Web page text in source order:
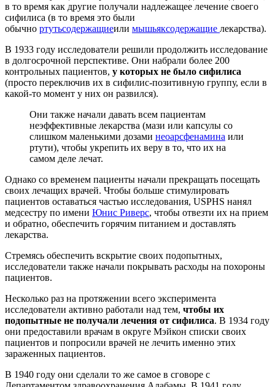
в то время как другие получали надлежащее лечение своего
сифилиса (в то время это были
обычно ртутьсодержащиеили мышьяксодержащие лекарства).
В 1933 году исследователи решили продолжить исследование
в долгосрочной перспективе. Они набрали более 200
контрольных пациентов, у которых не было сифилиса
(просто переключив их в сифилис-позитивную группу, если в
какой-то момент у них он развился).
Они также начали давать всем пациентам
неэффективные лекарства (мази или капсулы со
слишком маленькими дозами неоарсфенамина или
ртути), чтобы укрепить их веру в то, что их на
самом деле лечат.
Однако со временем пациенты начали прекращать посещать
своих лечащих врачей. Чтобы больше стимулировать
пациентов оставаться частью исследования, USPHS нанял
медсестру по имени Юнис Риверс, чтобы отвезти их на прием
и обратно, обеспечить горячим питанием и доставлять
лекарства.
Стремясь обеспечить вскрытие своих подопытных,
исследователи также начали покрывать расходы на похороны
пациентов.
Несколько раз на протяжении всего эксперимента
исследователи активно работали над тем, чтобы их
подопытные не получали лечения от сифилиса. В 1934 году
они предоставили врачам в округе Мэйкон списки своих
пациентов и попросили врачей не лечить именно этих
зараженных пациентов.
В 1940 году они сделали то же самое в сговоре с